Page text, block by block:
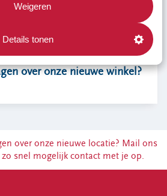
Weigeren
Details tonen
over onze nieuwe winkel?
over onze nieuwe locatie? Mail ons
snel mogelijk contact met je op.